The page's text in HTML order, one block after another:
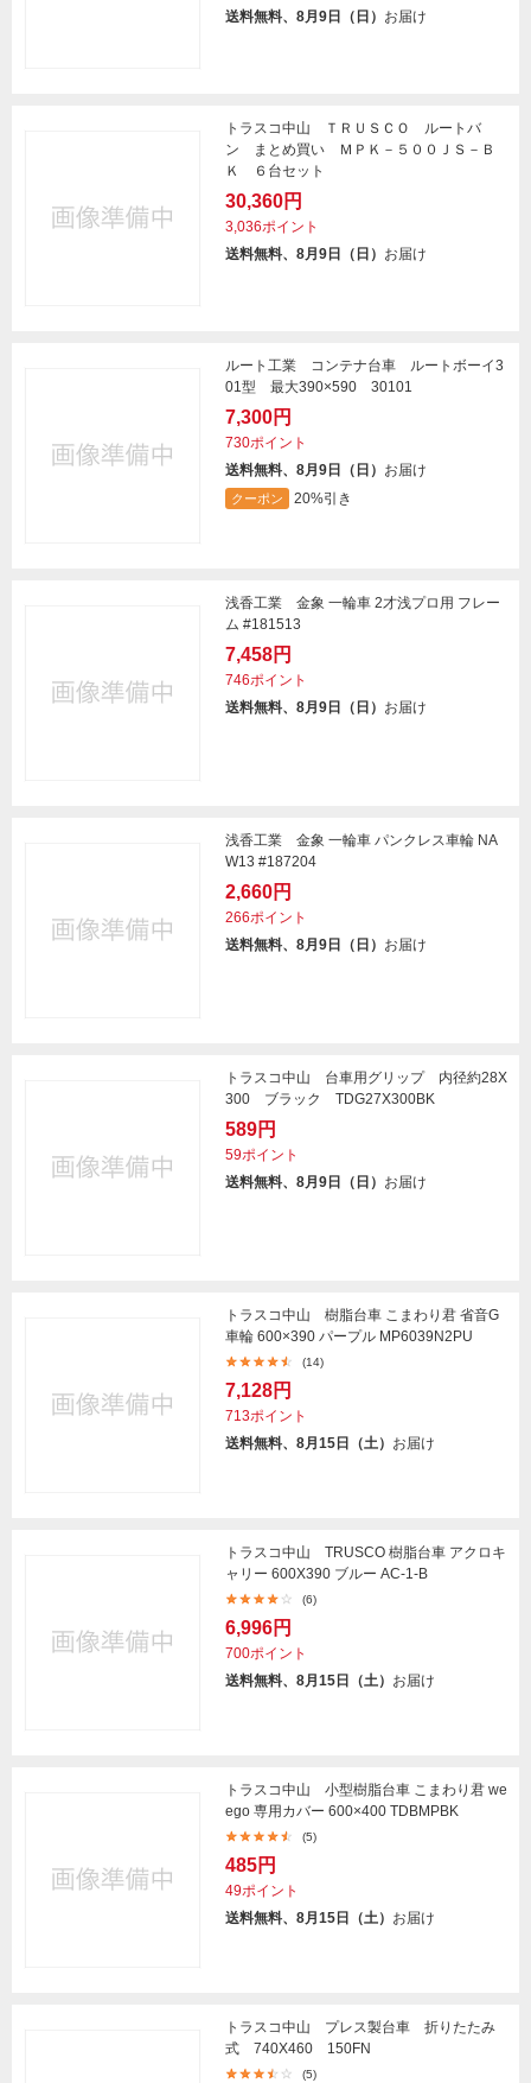
送料無料、8月9日（日） お届け
トラスコ中山 ＴＲＵＳＣＯ ルートバ
ン まとめ買い ＭＰＫ－５００ＪＳ－Ｂ
Ｋ ６台セット
30,360円
3,036ポイント
送料無料、8月9日（日） お届け
ルート工業 コンテナ台車 ルートボーイ3
01型 最大390×590 30101
7,300円
730ポイント
送料無料、8月9日（日） お届け
クーポン 20%引き
浅香工業 金象 一輪車 2才浅プロ用 フレー
ム #181513
7,458円
746ポイント
送料無料、8月9日（日） お届け
浅香工業 金象 一輪車 パンクレス車輪 NA
W13 #187204
2,660円
266ポイント
送料無料、8月9日（日） お届け
トラスコ中山 台車用グリップ 内径約28X
300 ブラック TDG27X300BK
589円
59ポイント
送料無料、8月9日（日） お届け
トラスコ中山 樹脂台車 こまわり君 省音G
車輪 600×390 パープル MP6039N2PU
(14)
7,128円
713ポイント
送料無料、8月15日（土） お届け
トラスコ中山 TRUSCO 樹脂台車 アクロキ
ャリー 600X390 ブルー AC-1-B
(6)
6,996円
700ポイント
送料無料、8月15日（土） お届け
トラスコ中山 小型樹脂台車 こまわり君 we
ego 専用カバー 600×400 TDBMPBK
(5)
485円
49ポイント
送料無料、8月15日（土） お届け
トラスコ中山 プレス製台車 折りたたみ
式 740X460 150FN
(5)